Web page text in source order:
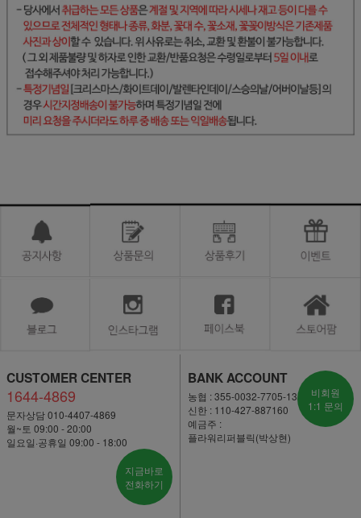
CUSTOMER CENTER
1644-4869
문자상담 010-4407-4869
월~토 09:00 - 20:00
일요일·공휴일 09:00 - 18:00
지금바로
전화하기
BANK ACCOUNT
농협 : 355-0032-7705-13
신한 : 110-427-887160
예금주 :
플라워리퍼블릭(박상현)
비회원
1:1 문의